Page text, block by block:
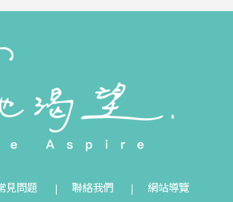
見問題 聯絡我們
網站導覽